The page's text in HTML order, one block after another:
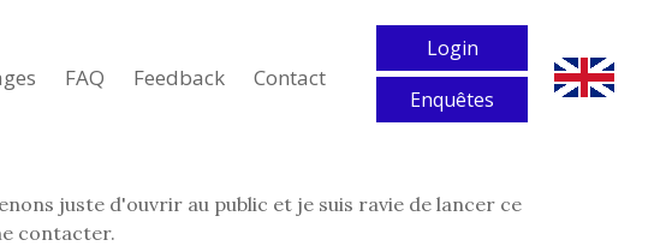
FAQ Feedback Contact
Login
Enquêtes
juste d'ouvrir au public et je suis ravie de lancer ce
contacter.